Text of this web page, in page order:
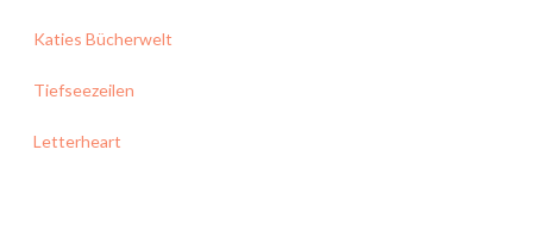
Katies Bücherwelt
Tiefseezeilen
Letterheart